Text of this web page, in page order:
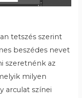
tetszés szerint
beszédes nevet
szeretnénk az
milyen
arculat színei